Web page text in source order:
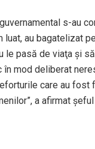
s-au
au bagatelizat
pasă de viaţa şi
mod deliberat
care au fost
a afirmat şeful